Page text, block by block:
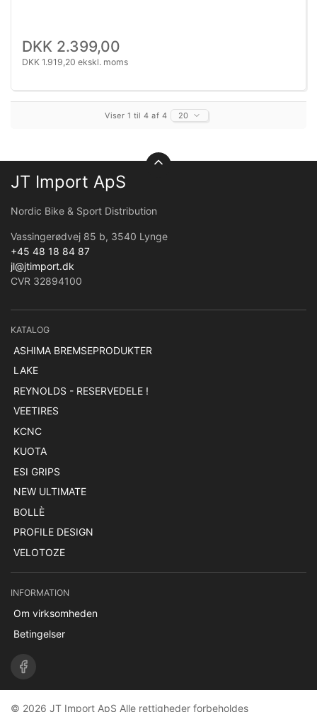
DKK 2.399,00
DKK 1.919,20 ekskl. moms
Viser 1 til 4 af 4 20
JT Import ApS
Nordic Bike & Sport Distribution
Vassingerødvej 85 b, 3540 Lynge
+45 48 18 84 87
jl@jtimport.dk
CVR 32894100
KATALOG
ASHIMA BREMSEPRODUKTER
LAKE
REYNOLDS - RESERVEDELE !
VEETIRES
KCNC
KUOTA
ESI GRIPS
NEW ULTIMATE
BOLLÈ
PROFILE DESIGN
VELOTOZE
INFORMATION
Om virksomheden
Betingelser
© 2026 JT Import ApS Alle rettigheder forbeholdes